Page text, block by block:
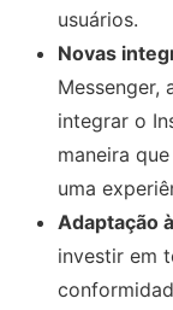
usuários.
Novas
Messenger,
integrar o
maneira
uma
Adaptação
investir em